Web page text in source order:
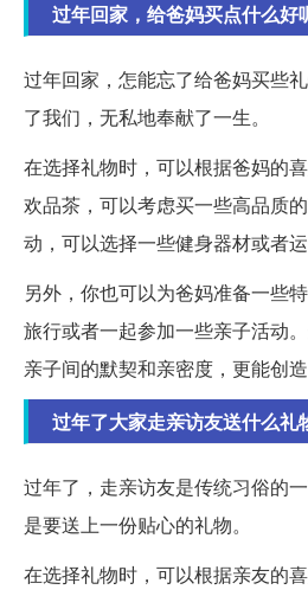
过年回家，给爸妈买点什么好
过年回家，怎能忘了给爸妈买些
了我们，无私地奉献了一生。
在选择礼物时，可以根据爸妈的
欢品茶，可以考虑买一些高品质
动，可以选择一些健身器材或者运
另外，你也可以为爸妈准备一些
旅行或者一起参加一些亲子活动
亲子间的默契和亲密度，更能创造
过年了大家走亲访友送什么礼
过年了，走亲访友是传统习俗的
是要送上一份贴心的礼物。
在选择礼物时，可以根据亲友的